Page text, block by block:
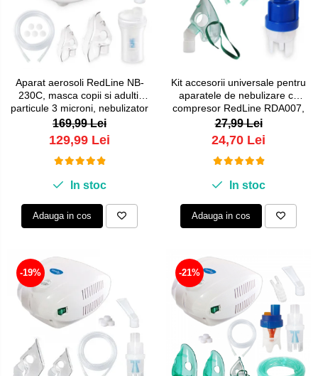
Aparat aerosoli RedLine NB-
230C, masca copii si adulti,
particule 3 microni, nebulizator
inhalator cu compresor
169,99 Lei
129,99 Lei
In stoc
Adauga in cos
Kit accesorii universale pentru
aparatele de nebulizare cu
compresor RedLine RDA007,
masca medie rotativa, furtun
2m si kit de nebulizare
27,99 Lei
24,70 Lei
In stoc
Adauga in cos
-19% -21%